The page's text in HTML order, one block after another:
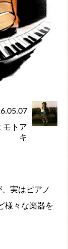
モトア
キ
実はピアノ
様々な楽器を